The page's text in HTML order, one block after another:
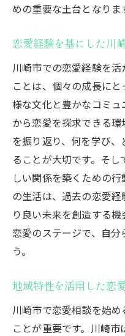
川崎市での恋
恋愛相談に役立つ
き
川崎市での経
実際の体験が
川崎市での生
体験を通じて
恋愛相談にお
体験に基づく
川崎市の魅力を活
川崎市の魅力
恋愛経験を豊
地域の魅力を
めの重要な土台となりま
恋愛経験を基にした川
川崎市での恋愛経験を
ことは、個々の成長に
様な文化と豊かなコミ
から恋愛を探求できる
を振り返り、何を学び
ることが大切です。そ
しい関係を築くための
の生活は、過去の恋愛
り良い未来を創造する
恋愛のステージで、自
う。
地域特性を活用した恋
川崎市で恋愛相談を始
ことが重要です。川崎